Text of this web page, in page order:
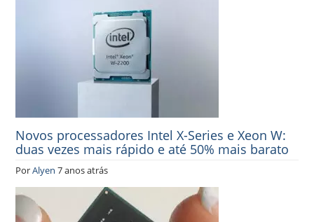
Novos processadores Intel X-Series e Xeon W:
duas vezes mais rápido e até 50% mais barato
PorAlyen 7 anos atrás